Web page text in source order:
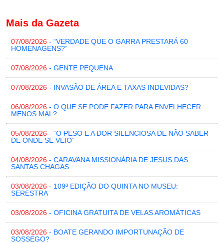
Mais da Gazeta
07/08/2026 - “VERDADE QUE O GARRA PRESTARÁ 60
HOMENAGENS?”
07/08/2026 - GENTE PEQUENA
07/08/2026 - INVASÃO DE ÁREA E TAXAS INDEVIDAS?
06/08/2026 - O QUE SE PODE FAZER PARA ENVELHECER
MENOS MAL?
05/08/2026 - “O PESO E A DOR SILENCIOSA DE NÃO SABER
DE ONDE SE VEIO”
04/08/2026 - CARAVANA MISSIONÁRIA DE JESUS DAS
SANTAS CHAGAS
03/08/2026 - 109ª EDIÇÃO DO QUINTA NO MUSEU:
SERESTRA
03/08/2026 - OFICINA GRATUITA DE VELAS AROMÁTICAS
03/08/2026 - BOATE GERANDO IMPORTUNAÇÃO DE
SOSSEGO?